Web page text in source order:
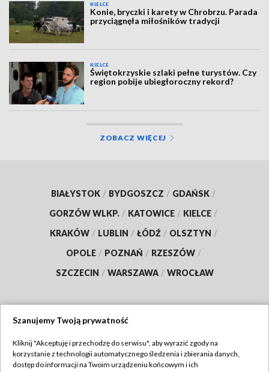
KIELCE
Konie, bryczki i karety w Chrobrzu. Parada
przyciągnęła miłośników tradycji
KIELCE
Świętokrzyskie szlaki pełne turystów. Czy
region pobije ubiegłoroczny rekord?
ZOBACZ WIĘCEJ
BIAŁYSTOK / BYDGOSZCZ / GDAŃSK /
GORZÓW WLKP. / KATOWICE / KIELCE /
KRAKÓW / LUBLIN / ŁÓDŹ / OLSZTYN /
OPOLE / POZNAŃ / RZESZÓW /
SZCZECIN / WARSZAWA / WROCŁAW
TVP
Szanujemy Twoją prywatność
Kliknij "Akceptuję i przechodzę do serwisu", aby wyrazić zgody na
korzystanie z technologii automatycznego śledzenia i zbierania danych,
dostęp do informacji na Twoim urządzeniu końcowym i ich